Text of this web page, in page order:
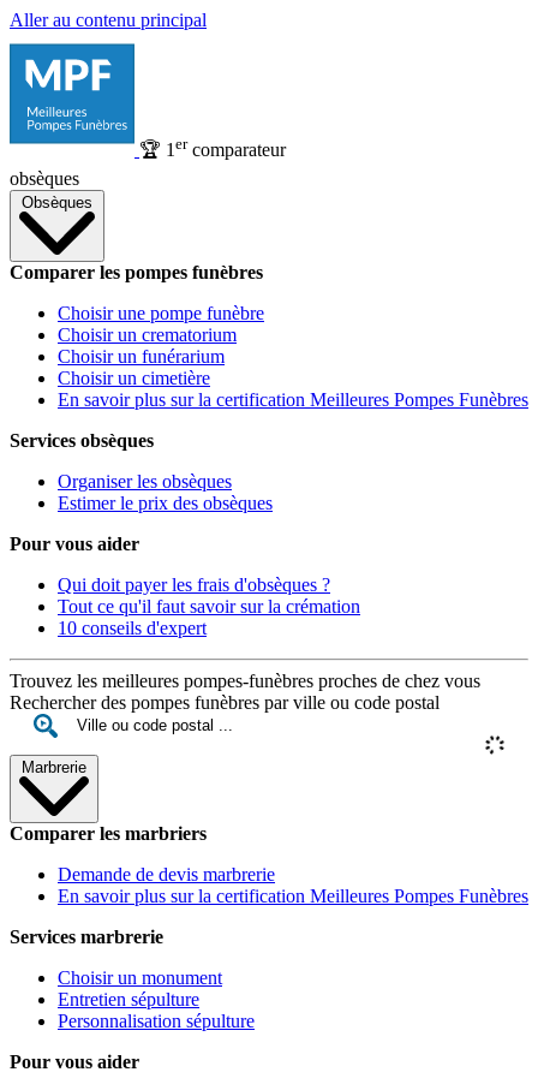
Aller au contenu principal
🏆 1 ercomparateur
obsèques
Obsèques
Comparer les pompes funèbres
Choisir une pompe funèbre
Choisir un crematorium
Choisir un funérarium
Choisir un cimetière
En savoir plus sur la certification Meilleures Pompes Funèbres
Services obsèques
Organiser les obsèques
Estimer le prix des obsèques
Pour vous aider
Qui doit payer les frais d'obsèques ?
Tout ce qu'il faut savoir sur la crémation
10 conseils d'expert
Trouvez les meilleures pompes-funèbres proches de chez vous
Rechercher des pompes funèbres par ville ou code postal
Marbrerie
Comparer les marbriers
Demande de devis marbrerie
En savoir plus sur la certification Meilleures Pompes Funèbres
Services marbrerie
Choisir un monument
Entretien sépulture
Personnalisation sépulture
Pour vous aider